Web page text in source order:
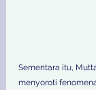
Sementara itu,
menyoroti